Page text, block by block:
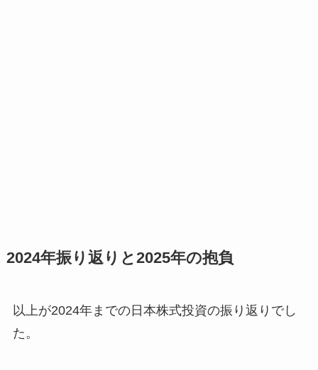
2024年振り返りと2025年の抱負
以上が2024年までの日本株式投資の振り返りでし
た。